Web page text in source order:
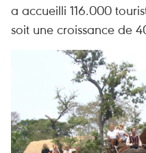
a accueilli 116.000
soit une croissance de